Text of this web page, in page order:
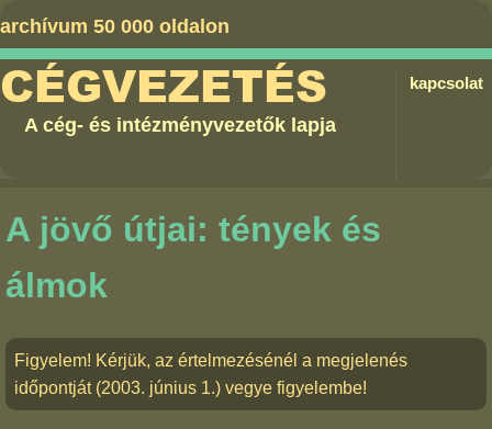
archívum 50 000 oldalon
kapcsolat
CÉGVEZETÉS
A cég- és intézményvezetők lapja
A jövő útjai: tények és
álmok
Figyelem! Kérjük, az értelmezésénél a megjelenés
időpontját (2003. június 1.) vegye figyelembe!